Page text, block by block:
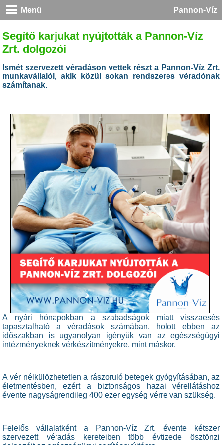
Menü Pannon-Víz
Segítő karjukat nyújtották a Pannon-Víz
Zrt. dolgozói
Ismét szervezett véradáson vettek részt a Pannon-Víz Zrt.
munkavállalói, akik közül sokan rendszeres véradónak
számítanak.
A nyári hónapokban a szabadságok miatt visszaesés
tapasztalható a véradások számában, holott ebben az
időszakban is ugyanolyan igényük van az egészségügyi
intézményeknek vérkészítményekre, mint máskor.
A vér nélkülözhetetlen a rászoruló betegek gyógyításában, az
életmentésben, ezért a biztonságos hazai vérellátáshoz
évente nagyságrendileg 400 ezer egység vérre van szükség.
Felelős vállalatként a Pannon-Víz Zrt. évente kétszer
szervezett véradás kereteiben több évtizede ösztönzi